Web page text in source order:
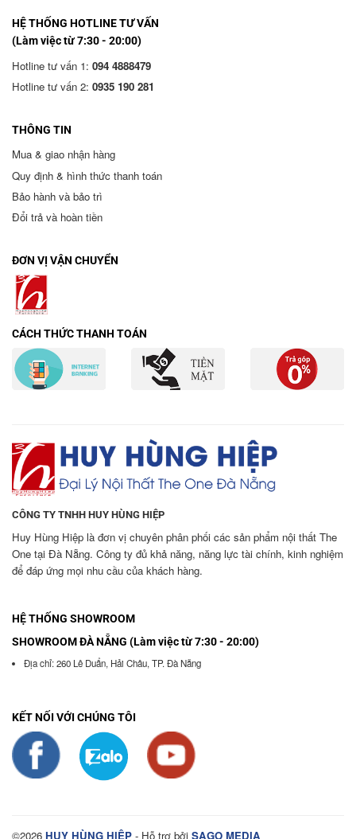
HỆ THỐNG HOTLINE TƯ VẤN
(Làm việc từ 7:30 - 20:00)
Hotline tư vấn 1: 094 4888479
Hotline tư vấn 2: 0935 190 281
THÔNG TIN
Mua & giao nhận hàng
Quy định & hình thức thanh toán
Bảo hành và bảo trì
Đổi trả và hoàn tiền
ĐƠN VỊ VẬN CHUYỂN
CÁCH THỨC THANH TOÁN
CÔNG TY TNHH HUY HÙNG HIỆP
Huy Hùng Hiệp là đơn vị chuyên phân phối các sản phẩm nội thất The
One tại Đà Nẵng. Công ty đủ khả năng, năng lực tài chính, kinh nghiệm
để đáp ứng mọi nhu cầu của khách hàng.
HỆ THỐNG SHOWROOM
SHOWROOM ĐÀ NẴNG (Làm việc từ 7:30 - 20:00)
Địa chỉ: 260 Lê Duẩn, Hải Châu, TP. Đà Nẵng
KẾT NỐI VỚI CHÚNG TÔI
©2026 HUY HÙNG HIỆP - Hỗ trợ bởi SAGO MEDIA